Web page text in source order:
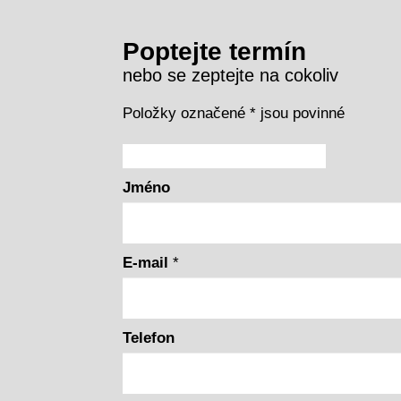
Poptejte termín
nebo se zeptejte na cokoliv
Položky označené * jsou povinné
Jméno
E-mail *
Telefon